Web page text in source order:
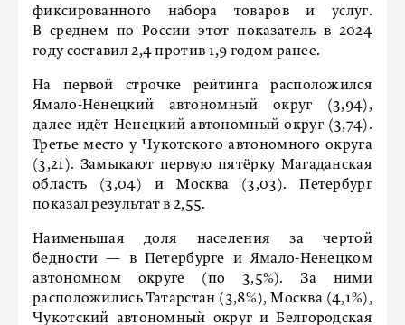
фиксированного набора товаров и услуг.
В среднем по России этот показатель в 2024
году составил 2,4 против 1,9 годом ранее.
На первой строчке рейтинга расположился
Ямало-Ненецкий автономный округ (3,94),
далее идёт Ненецкий автономный округ (3,74).
Третье место у Чукотского автономного округа
(3,21). Замыкают первую пятёрку Магаданская
область (3,04) и Москва (3,03). Петербург
показал результат в 2,55.
Наименьшая доля населения за чертой
бедности — в Петербурге и Ямало-Ненецком
автономном округе (по 3,5%). За ними
расположились Татарстан (3,8%), Москва (4,1%),
Чукотский автономный округ и Белгородская